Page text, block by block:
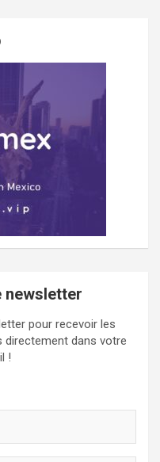
newsletter
pour recevoir les
directement dans votre
!